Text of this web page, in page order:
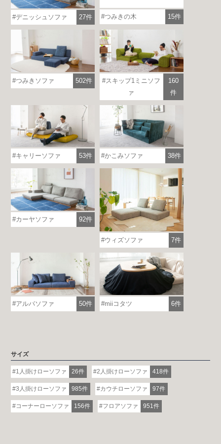
各地で出張ショールームを開催！
この機会にHAREMのソファをお試しくだ
さい。
※一部日時は予約制
詳しくはこちら
デニッシュソファ 27件 つみきの木 15件
つみきソファ 502件
スキップ1ミニソフ
ァ
160
件
キャリーソファ 53件 かこみソファ 38件
カーヤソファ 92件
ウィズソファ 7件
アルバソファ 50件 miiコタツ 6件
サイズ
1人掛けローソファ 26件 2人掛けローソファ 418件
3人掛けローソファ 985件 カウチローソファ 97件
コーナーローソファ 156件 フロアソファ 951件